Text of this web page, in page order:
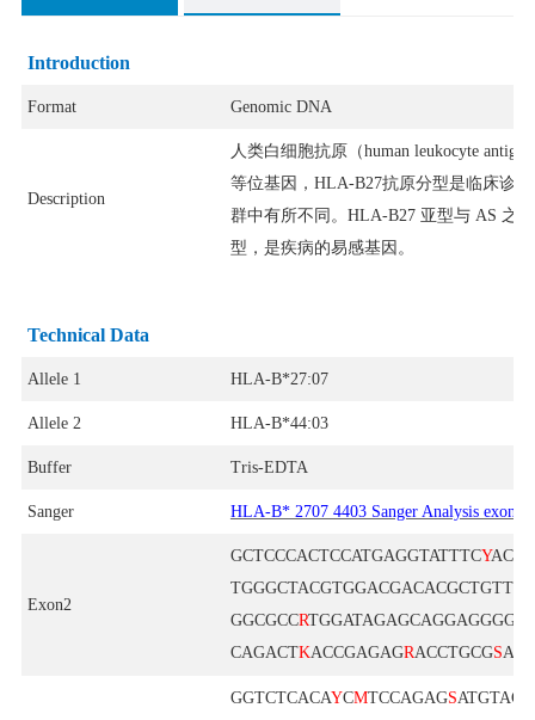
Introduction
Format Genomic DNA
Description
人类白细胞抗原（human leukocyte
等位基因，HLA-B27抗原分型是临床诊
群中有所不同。HLA-B27 亚型与 AS 之
型，是疾病的易感基因。
Technical Data
Allele 1 HLA-B*27:07
Allele 2 HLA-B*44:03
Buffer Tris-EDTA
Sanger HLA-B* 2707 4403 Sanger Analysis exons
Exon2
GCTCCCACTCCATGAGGTATTTCY
GGCGCCR
CAGACTKACCGAGAGRACCTGCGSACC
GGTCTCACAYCMTCCAGAGS